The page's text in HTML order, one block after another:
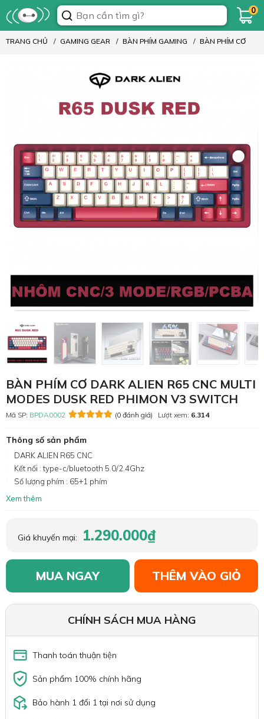
0
TRANG CHỦ GAMING GEAR BÀN PHÍM GAMING BÀN PHÍM CƠ
BÀN PHÍM CƠ DARK ALIEN R65 CNC MULTI
MODES DUSK RED PHIMON V3 SWITCH
Mã SP: BPDA0002 (0 đánh giá) Lượt xem: 6.314
Thông số sản phẩm
DARK ALIEN R65 CNC
Kết nối : type-c/bluetooth 5.0/2.4Ghz
Số lượng phím : 65+1 phím
Xem thêm
Giá khuyến mại: 1.290.000₫
MUA NGAY THÊM VÀO GIỎ
CHÍNH SÁCH MUA HÀNG
Thanh toán thuận tiện
Sản phẩm 100% chính hãng
Bảo hành 1 đổi 1 tại nơi sử dụng